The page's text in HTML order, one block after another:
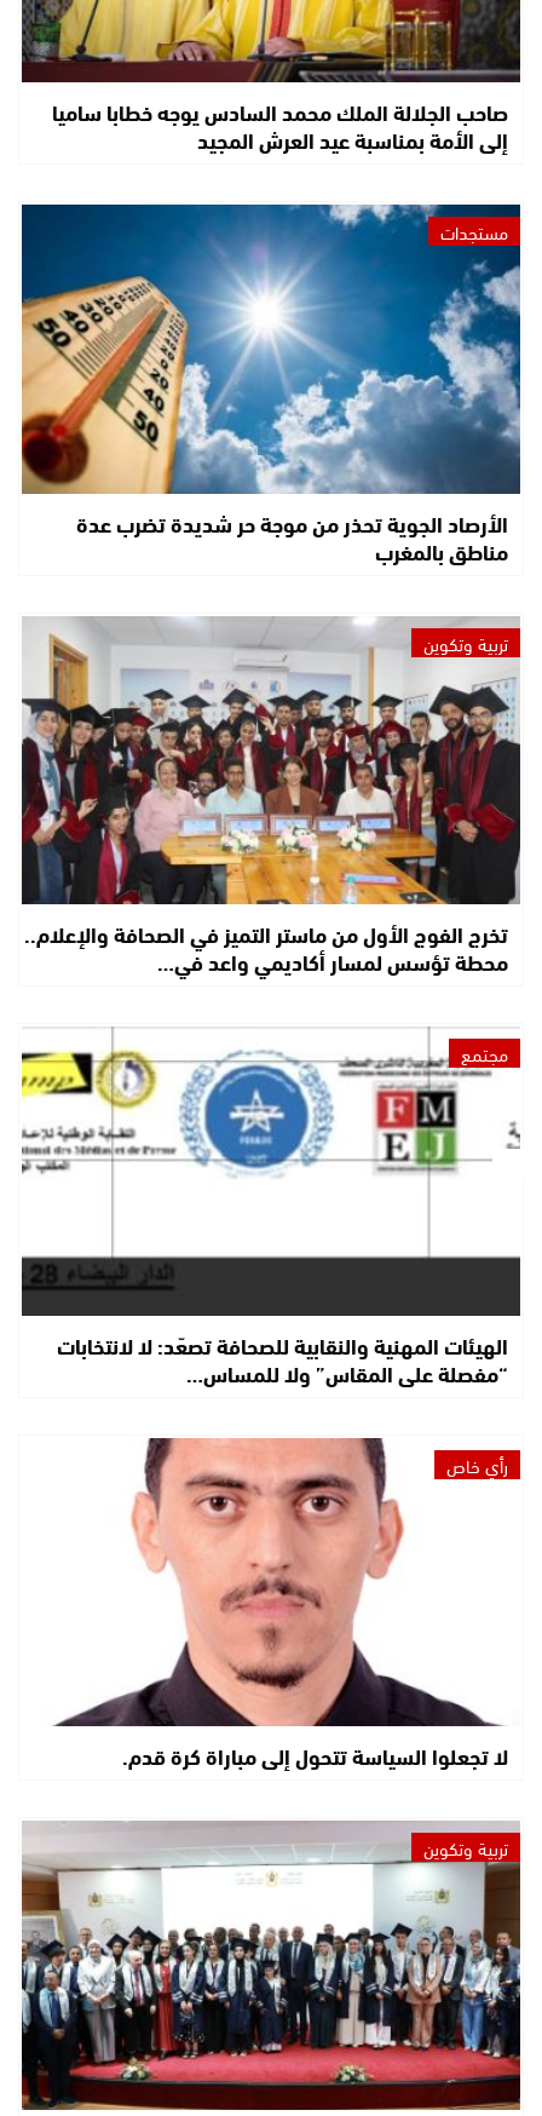
صاحب الجلالة الملك محمد السادس يوجه خطابا ساميا
إلى الأمة بمناسبة عيد العرش المجيد
مستجدات
الأرصاد الجوية تحذر من موجة حر شديدة تضرب عدة
مناطق بالمغرب
تربية وتكوين
تخرج الفوج الأول من ماستر التميز في الصحافة والإعلام..
محطة تؤسس لمسار أكاديمي واعد في…
مجتمع
الهيئات المهنية والنقابية للصحافة تصعّد: لا لانتخابات
“مفصلة على المقاس” ولا للمساس…
رأي خاص
لا تجعلوا السياسة تتحول إلى مباراة كرة قدم.
تربية وتكوين